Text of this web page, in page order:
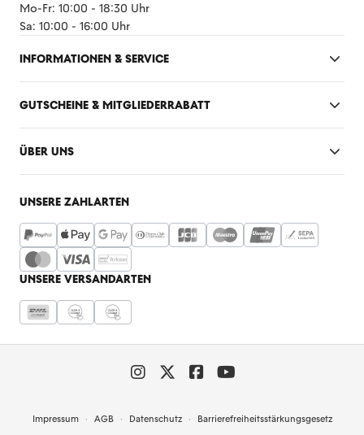
Mo-Fr: 10:00 - 18:30 Uhr
Sa: 10:00 - 16:00 Uhr
INFORMATIONEN & SERVICE
GUTSCHEINE & MITGLIEDERRABATT
ÜBER UNS
UNSERE ZAHLARTEN
UNSERE VERSANDARTEN
Impressum AGB Datenschutz Barrierefreiheitsstärkungsgesetz